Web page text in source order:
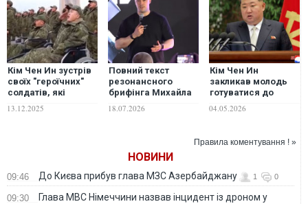
Кім Чен Ин зустрів
своїх "героїчних"
солдатів, які
13.12.2025
Повний текст
резонансного
брифінга Михайла
18.07.2026
Кім Чен Ин
закликав молодь
готуватися до
04.05.2026
Правила коментування ! »
НОВИНИ
09:46 До Києва прибув глава МЗС Азербайджану 1 0
09:30
Глава МВС Німеччини назвав інцидент із дроном у